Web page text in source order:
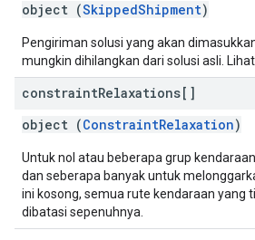
object (SkippedShipment)
Pengiriman solusi yang akan
mungkin dihilangkan dari solusi asli.
constraintRelaxations[]
object (ConstraintRelaxation)
Untuk nol atau beberapa grup
dan seberapa banyak untuk
ini kosong, semua rute kendaraan yang
dibatasi sepenuhnya.